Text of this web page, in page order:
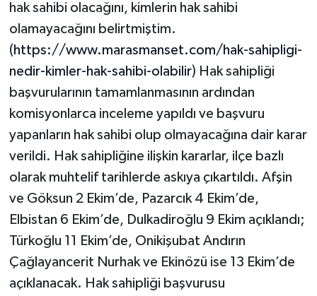
hak sahibi olacağını, kimlerin hak sahibi
olamayacağını belirtmiştim.
( https://www.marasmanset.com/hak-sahipligi-
nedir-kimler-hak-sahibi-olabilir) Hak sahipliği
başvurularının tamamlanmasının ardından
komisyonlarca inceleme yapıldı ve başvuru
yapanların hak sahibi olup olmayacağına dair karar
verildi. Hak sahipliğine ilişkin kararlar, ilçe bazlı
olarak muhtelif tarihlerde askıya çıkartıldı. Afşin
ve Göksun 2 Ekim’de, Pazarcık 4 Ekim’de,
Elbistan 6 Ekim’de, Dulkadiroğlu 9 Ekim açıklandı;
Türkoğlu 11 Ekim’de, Onikişubat Andırın
Çağlayancerit Nurhak ve Ekinözü ise 13 Ekim’de
açıklanacak. Hak sahipliği başvurusu